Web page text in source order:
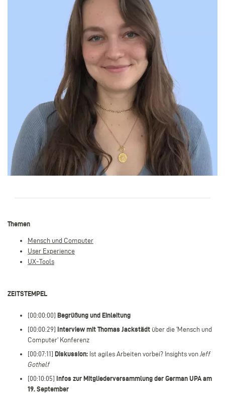
Themen
Mensch und Computer
User Experience
UX-Tools
ZEITSTEMPEL
[00:00:00] Begrüßung und Einleitung
[00:00:29] Interview mit Thomas Jackstädt über die 'Mensch und
Computer' Konferenz
[00:07:11] Diskussion: Ist agiles Arbeiten vorbei? Insights von Jeff
Gothelf
[00:10:05] Infos zur Mitgliederversammlung der German UPA am
19. September